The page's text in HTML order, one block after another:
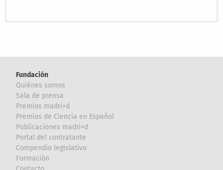
Fundación
Quiénes somos
Sala de prensa
Premios madri+d
Premios de Ciencia en Español
Publicaciones madri+d
Portal del contratante
Compendio legislativo
Formación